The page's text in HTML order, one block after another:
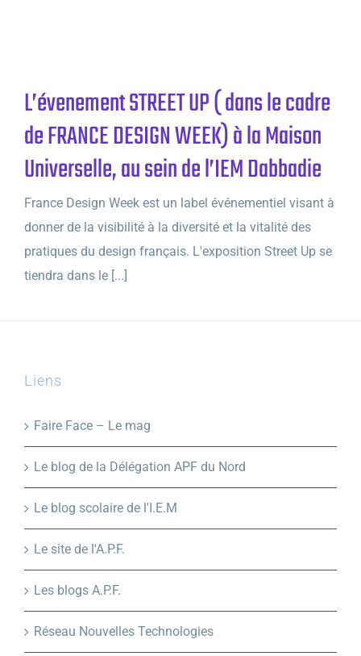
L’évenement STREET UP ( dans le cadre
de FRANCE DESIGN WEEK) à la Maison
Universelle, au sein de l’IEM Dabbadie
France Design Week est un label événementiel visant à
donner de la visibilité à la diversité et la vitalité des
pratiques du design français. L'exposition Street Up se
tiendra dans le [...]
Liens
Faire Face – Le mag
Le blog de la Délégation APF du Nord
Le blog scolaire de l'I.E.M
Le site de l'A.P.F.
Les blogs A.P.F.
Réseau Nouvelles Technologies